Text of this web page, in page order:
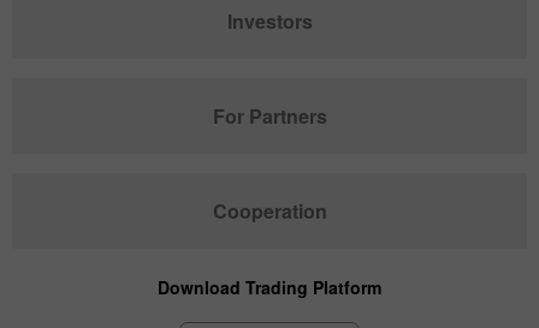
Investors
For Partners
Cooperation
Download Trading Platform